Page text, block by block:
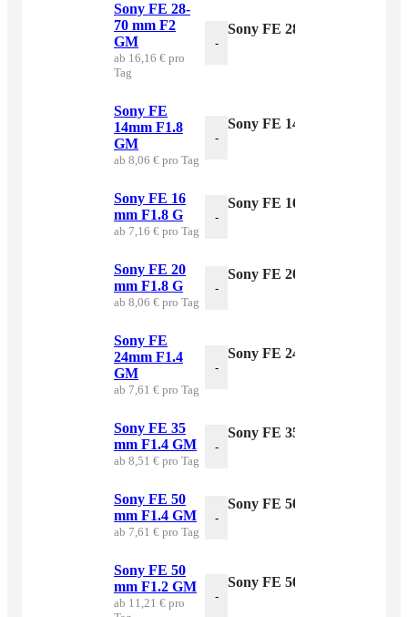
Sony FE 28-
70 mm F2
GM
ab 16,16 € pro
Tag
-
Sony FE 28-70 mm F2 GM
Sony FE
14mm F1.8
GM
ab 8,06 € pro Tag
-
Sony FE 14mm F1.8 GM
Sony FE 16
mm F1.8 G
ab 7,16 € pro Tag
-
Sony FE 16 mm F1.8 G
Sony FE 20
mm F1.8 G
ab 8,06 € pro Tag
-
Sony FE 20 mm F1.8 G
Sony FE
24mm F1.4
GM
ab 7,61 € pro Tag
-
Sony FE 24mm F1.4 GM
Sony FE 35
mm F1.4 GM
ab 8,51 € pro Tag
-
Sony FE 35 mm F1.4 GM
Sony FE 50
mm F1.4 GM
ab 7,61 € pro Tag
-
Sony FE 50 mm F1.4 GM
Sony FE 50
mm F1.2 GM
ab 11,21 € pro
-
Sony FE 50 mm F1.2 GM